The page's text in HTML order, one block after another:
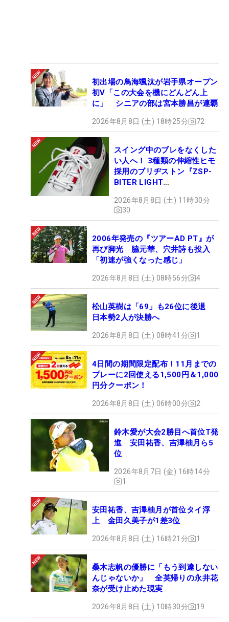
初出場の鳥海颯汰が岩手県オープン
初V「この大会を機にどんどん上
に」 シニアの部は宮本勝昌が連覇
2026年8月8日 (土) 18時25分 72
スイング中のブレをなくした
い人へ！ 3種類の伸縮性ヒモ
採用のブリヂストン『ZSP-
BITER LIGHT
ュー
2026年8月8日 (土) 11時30分
30
2006年発売の『ツアーAD PT』が
再び脚光 脇元華、穴井詩も投入
「初速が強くなった感じ」
2026年8月8日 (土) 08時56分 4
松山英樹は「69」も26位に後退
日本勢2人が決勝へ
2026年8月8日 (土) 08時41分 1
4日間の期間限定配布！11月までの
プレーに2回使える1,500円＆1,000
円分クーポン！
2026年8月8日 (土) 06時00分 2
鈴木愛が大会2勝目へ首位T発
進 安田祐香、吉澤柚月ら5
位
2026年8月7日 (金) 16時14分
1
安田祐香、吉澤柚月が首位タイ浮
上 金田久美子が1差3位
2026年8月8日 (土) 16時21分 1
桑木志帆の優勝に「もう到達しない
んじゃないか」 全英帰りの永井花
奈が受け止めた現実
2026年8月8日 (土) 10時30分 19